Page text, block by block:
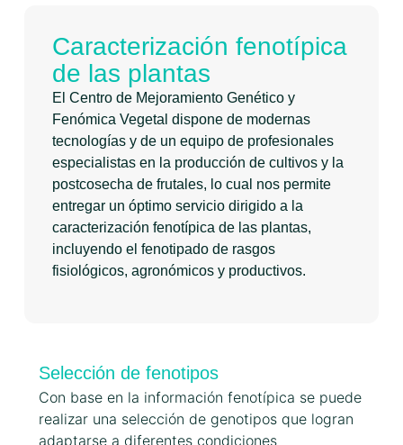
Caracterización fenotípica
de las plantas
El Centro de Mejoramiento Genético y
Fenómica Vegetal dispone de modernas
tecnologías y de un equipo de profesionales
especialistas en la producción de cultivos y la
postcosecha de frutales, lo cual nos permite
entregar un óptimo servicio dirigido a la
caracterización fenotípica de las plantas,
incluyendo el fenotipado de rasgos
fisiológicos, agronómicos y productivos.
Selección de fenotipos
Con base en la información fenotípica se puede
realizar una selección de genotipos que logran
adaptarse a diferentes condiciones